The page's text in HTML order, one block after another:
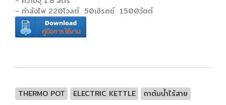
- กำลังไฟ 220โวลต์ 50เฮิรตซ์ 1500วัตต์
THERMO POT ELECTRIC KETTLE
กาต้มน้ำไร้สาย